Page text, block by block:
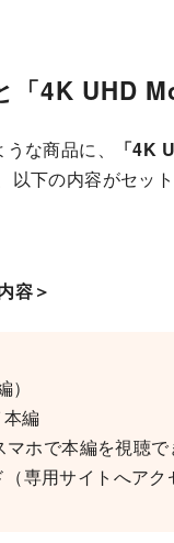
「4K UHD
な商品に、 「4K
下の内容がセット
容＞
編
ホで本編を視聴で
（専用サイトへア